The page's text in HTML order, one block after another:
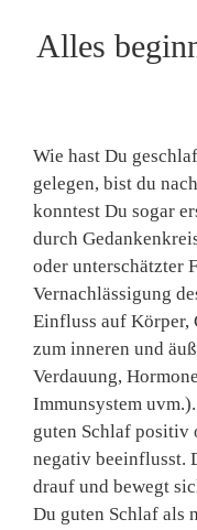
Alles
Wie hast Du
gelegen, bist du
konntest Du sogar
durch
oder unterschätzter
Vernachlässigung
Einfluss auf Körper,
zum inneren und
Verdauung,
Immunsystem
guten Schlaf positiv
negativ beeinflusst.
drauf und bewegt
Du guten Schlaf als